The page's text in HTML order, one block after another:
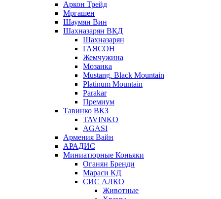
Аркон Трейд
Мргашен
Шаумян Вин
Шахназарян ВКД
Шахназарян
ГАЯСОН
Жемчужина
Мозаика
Mustang. Black Mountain
Platinum Mountain
Parakar
Премиум
Тавинко ВКЗ
TAVINKO
AGASI
Армения Вайн
АРАДИС
Миниатюрные Коньяки
Оганян Бренди
Мараси КД
СИС АЛКО
Животные